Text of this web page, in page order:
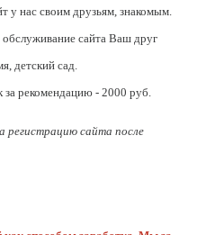
у нас своим друзьям, знакомым.
сайта Ваш друг
детский сад.
за рекомендацию - 2000 руб.
регистрацию сайта после